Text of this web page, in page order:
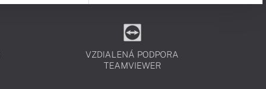
VZDIALENÁ PODPORA
TEAMVIEWER